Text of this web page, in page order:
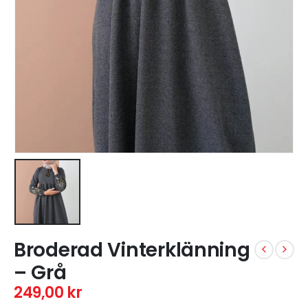
Broderad Vinterklänning
– Grå
249,00 kr